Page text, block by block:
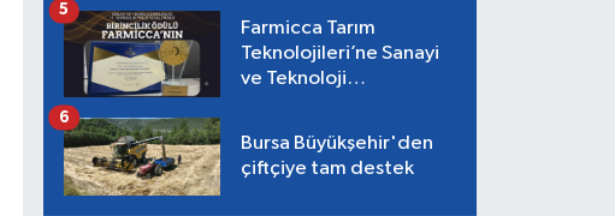
Farmicca Tarım
Teknolojileri’ne Sanayi
ve Teknoloji
5
Bursa Büyükşehir'den
çiftçiye tam destek
6